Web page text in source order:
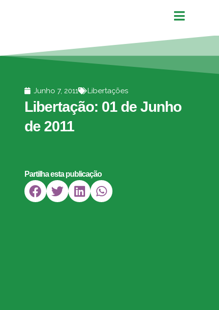
Junho 7, 2011 Libertações
Libertação: 01 de Junho
de 2011
Partilha esta publicação